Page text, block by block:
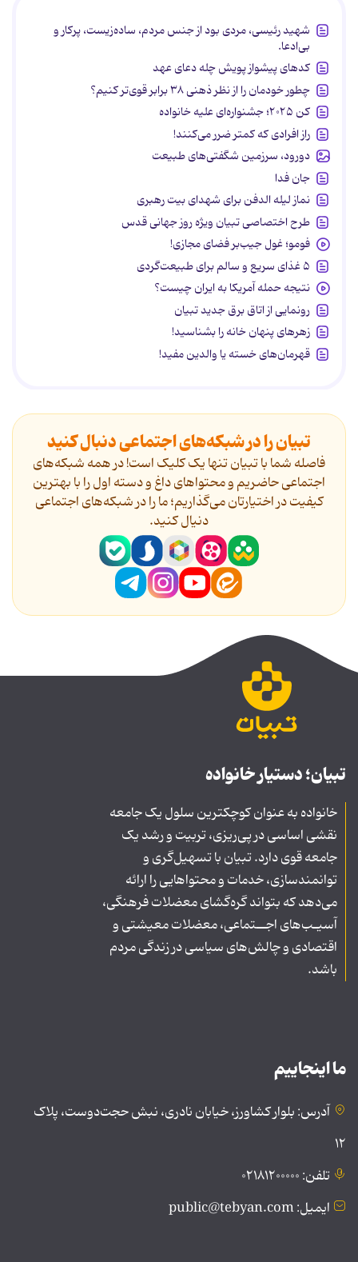
شهید رئیسی، مردی بود از جنس مردم، ساده‌زیست، پرکار و
بی‌ادعا.
کدهای پیشواز پویش چله دعای عهد
چطور خودمان را از نظر ذهنی ۳۸ برابر قوی‌تر کنیم؟
کن ۲۰۲۵؛ جشنواره‌ای علیه خانواده
راز افرادی که کمتر ضرر می‌کنند!
دورود، سرزمین شگفتی‌های طبیعت
جان فدا
نماز لیله الدفن برای شهدای بیت رهبری
طرح اختصاصی تبیان ویژه روز جهانی قدس
فومو؛ غول جیب‌بر فضای مجازی!
۵ غذای سریع و سالم برای طبیعت‌گردی
نتیجه حمله آمریکا به ایران چیست؟
رونمایی از اتاق برق جدید تبیان
زهرهای پنهان خانه را بشناسید!
قهرمان‌های خسته یا والدین مفید!
تبیان را در شبکه‌های اجتماعی دنبال کنید
فاصله شما با تبیان تنها یک کلیک است! در همه شبکه‌های
اجتماعی حاضریم و محتواهای داغ و دسته اول را با بهترین
کیفیت در اختیارتان می‌گذاریم؛ ما را در شبکه‌های اجتماعی
دنیال کنید.
تبیان؛ دستیار خانواده
خانواده به عنوان کوچکترین سلول یک جامعه
نقشی اساسی در پی‌ریزی، تربیت و رشد یک
جامعه قوی دارد. تبیان با تسهیل‌گری و
توانمندسازی، خدمات و محتواهایی را ارائه
می‌دهد که بتواند گره‌گشای معضلات فرهنگی،
آسیـب‌های اجــتماعی، معضلات معیشتی و
اقتصادی و چالش‌های سیاسی در زندگی مردم
باشد.
ما اینجاییم
آدرس: بلوار کشاورز، خیابان نادری، نبش حجت‌دوست، پلاک
۱۲
تلفن: ۰۲۱۸۱۲۰۰۰۰۰
ایمیل: public@tebyan.com